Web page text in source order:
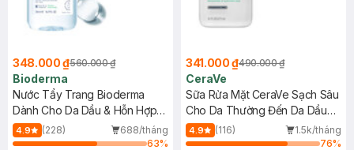
348.000 ₫560.000 ₫
Bioderma
Nước Tẩy Trang Bioderma
Dành Cho Da Dầu & Hỗn Hợp
500ml
4.9 (228)
688/tháng
63%
341.000 ₫490.000 ₫
CeraVe
Sữa Rửa Mặt CeraVe Sạch Sâu
Cho Da Thường Đến Da Dầu
473ml
4.9 (116)
1.5k/tháng
76%